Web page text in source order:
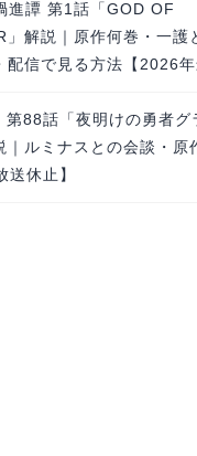
進譚 第1話「GOD OF
」解説｜原作何巻・一護
配信で見る方法【2026年
88話「夜明けの勇者グ
｜ルミナスとの会談・原
送休止】